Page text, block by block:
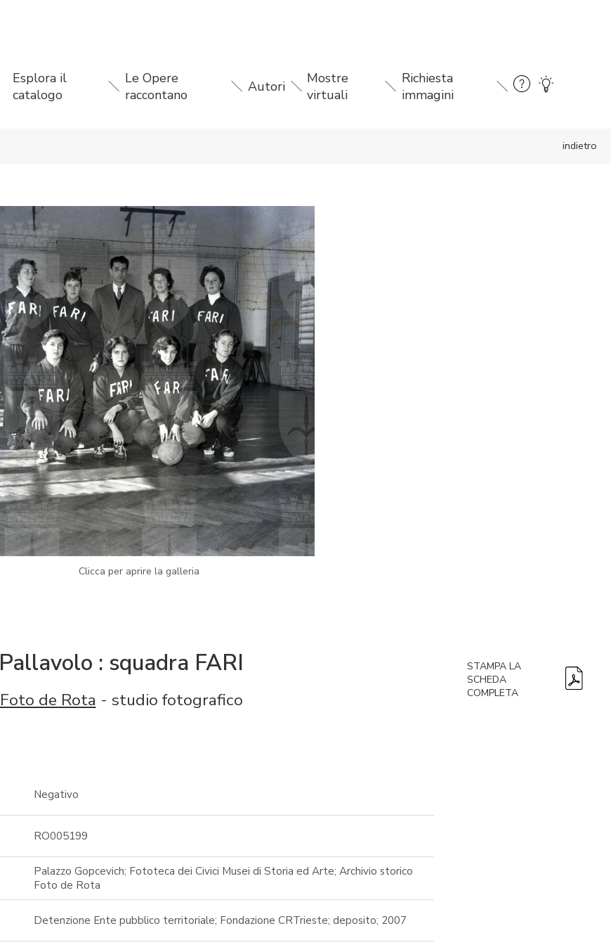
Esplora il
catalogo
Le Opere
raccontano
Autori
Mostre
virtuali
Richiesta
immagini
indietro
Clicca per aprire la galleria
Pallavolo : squadra FARI
Foto de Rota - studio fotografico
STAMPA LA
SCHEDA
COMPLETA
Negativo
RO005199
Palazzo Gopcevich; Fototeca dei Civici Musei di Storia ed Arte; Archivio storico
Foto de Rota
Detenzione Ente pubblico territoriale; Fondazione CRTrieste; deposito; 2007